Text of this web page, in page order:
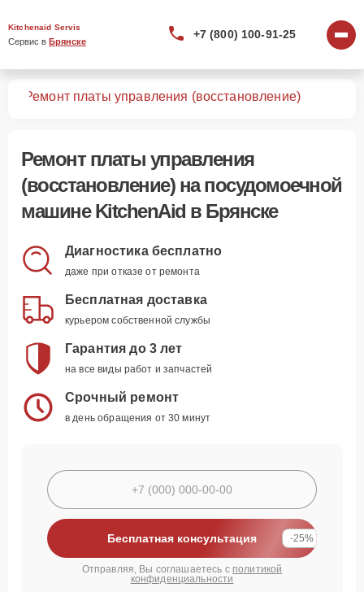
Kitchenaid Servis
Сервис в Брянске
+7 (800) 100-91-25
Ремонт платы управления (восстановление)
Ремонт платы управления
(восстановление)на посудомоечной
машине KitchenAid в Брянске
Диагностика бесплатно
даже при отказе от ремонта
Бесплатная доставка
курьером собственной службы
Гарантия до 3 лет
на все виды работ и запчастей
Срочный ремонт
в день обращения от 30 минут
Бесплатная консультация -25%
Отправляя, Вы соглашаетесь с политикой
конфиденциальности